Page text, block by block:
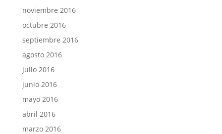
noviembre 2016
octubre 2016
septiembre 2016
agosto 2016
julio 2016
junio 2016
mayo 2016
abril 2016
marzo 2016